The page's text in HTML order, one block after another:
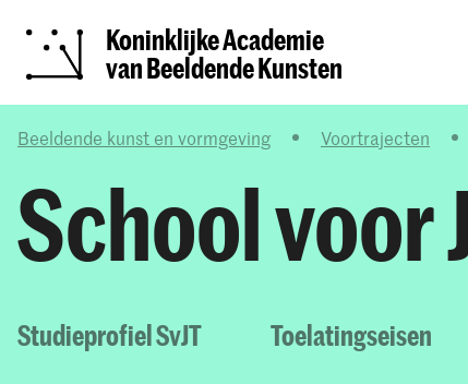
Koninklijke Academie
van Beeldende Kunsten
Beeldende kunst en vormgeving Voortrajecten
School voor
Studieprofiel SvJT Toelatingseisen